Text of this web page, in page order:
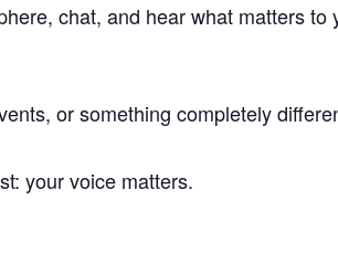
chat, and hear what matters to
or something completely
your voice matters.